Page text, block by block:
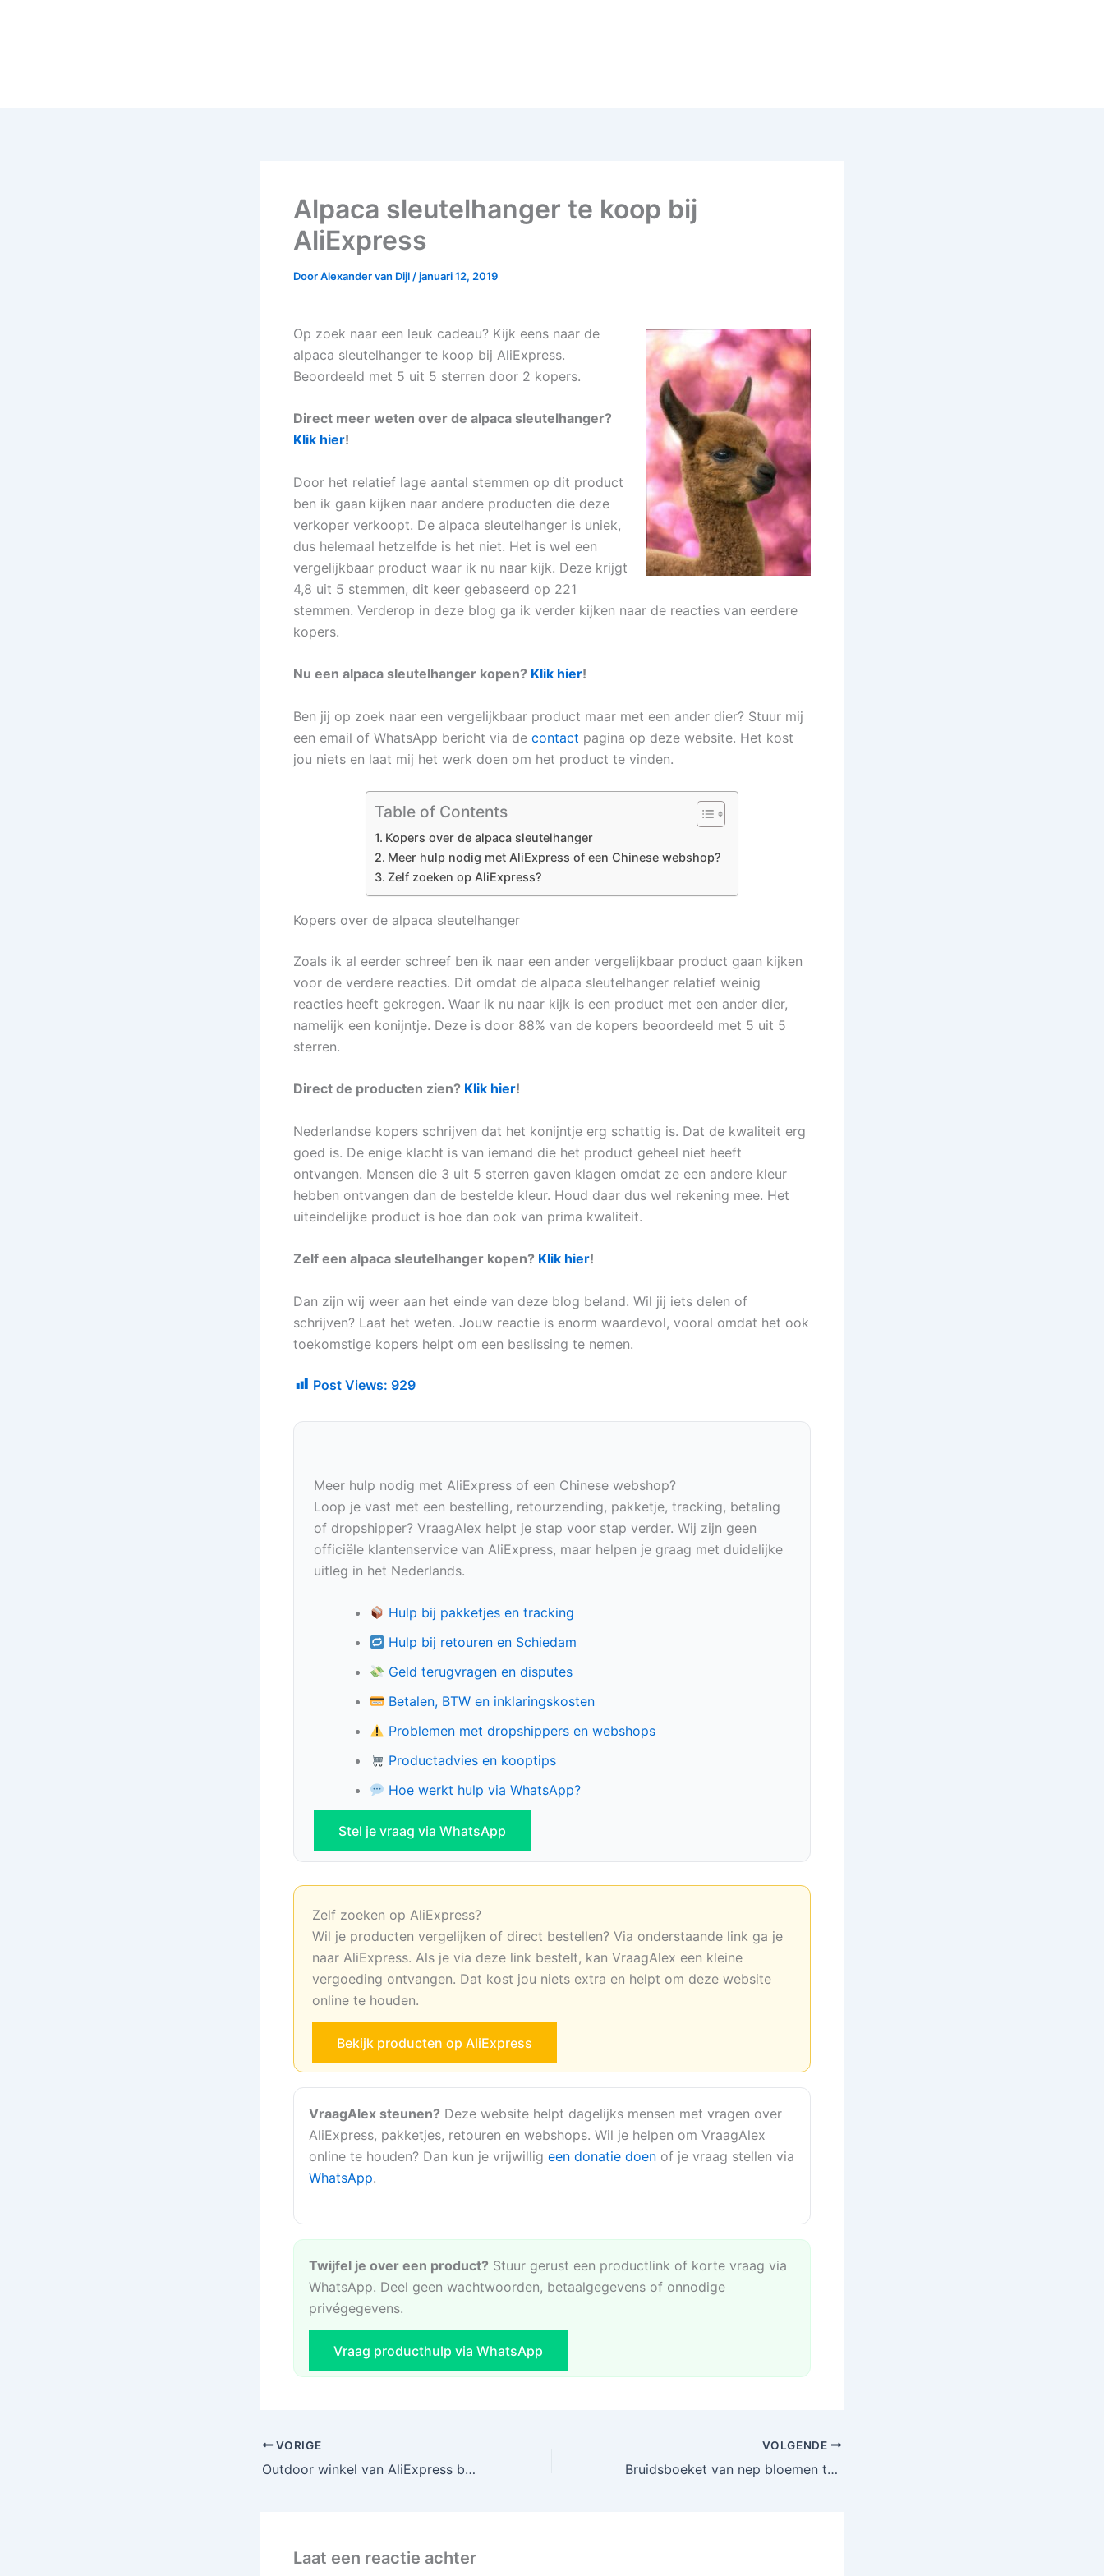
Alpaca sleutelhanger te koop bij
AliExpress
DoorAlexander van Dijl /januari 12, 2019
Op zoek naar een leuk cadeau? Kijk eens naar de
alpaca sleutelhanger te koop bij AliExpress.
Beoordeeld met 5 uit 5 sterren door 2 kopers.
Direct meer weten over de alpaca sleutelhanger?
Klik hier!
Door het relatief lage aantal stemmen op dit product
ben ik gaan kijken naar andere producten die deze
verkoper verkoopt. De alpaca sleutelhanger is uniek,
dus helemaal hetzelfde is het niet. Het is wel een
vergelijkbaar product waar ik nu naar kijk. Deze krijgt
4,8 uit 5 stemmen, dit keer gebaseerd op 221
stemmen. Verderop in deze blog ga ik verder kijken naar de reacties van eerdere
kopers.
Nu een alpaca sleutelhanger kopen? Klik hier!
Ben jij op zoek naar een vergelijkbaar product maar met een ander dier? Stuur mij
een email of WhatsApp bericht via de contact pagina op deze website. Het kost
jou niets en laat mij het werk doen om het product te vinden.
Table of Contents
Kopers over de alpaca sleutelhanger
Meer hulp nodig met AliExpress of een Chinese webshop?
Zelf zoeken op AliExpress?
Kopers over de alpaca sleutelhanger
Zoals ik al eerder schreef ben ik naar een ander vergelijkbaar product gaan kijken
voor de verdere reacties. Dit omdat de alpaca sleutelhanger relatief weinig
reacties heeft gekregen. Waar ik nu naar kijk is een product met een ander dier,
namelijk een konijntje. Deze is door 88% van de kopers beoordeeld met 5 uit 5
sterren.
Direct de producten zien? Klik hier!
Nederlandse kopers schrijven dat het konijntje erg schattig is. Dat de kwaliteit erg
goed is. De enige klacht is van iemand die het product geheel niet heeft
ontvangen. Mensen die 3 uit 5 sterren gaven klagen omdat ze een andere kleur
hebben ontvangen dan de bestelde kleur. Houd daar dus wel rekening mee. Het
uiteindelijke product is hoe dan ook van prima kwaliteit.
Zelf een alpaca sleutelhanger kopen? Klik hier!
Dan zijn wij weer aan het einde van deze blog beland. Wil jij iets delen of
schrijven? Laat het weten. Jouw reactie is enorm waardevol, vooral omdat het ook
toekomstige kopers helpt om een beslissing te nemen.
Post Views: 929
Meer hulp nodig met AliExpress of een Chinese webshop?
Loop je vast met een bestelling, retourzending, pakketje, tracking, betaling
of dropshipper? VraagAlex helpt je stap voor stap verder. Wij zijn geen
officiële klantenservice van AliExpress, maar helpen je graag met duidelijke
uitleg in het Nederlands.
Hulp bij pakketjes en tracking
Hulp bij retouren en Schiedam
Geld terugvragen en disputes
Betalen, BTW en inklaringskosten
Problemen met dropshippers en webshops
Productadvies en kooptips
Hoe werkt hulp via WhatsApp?
Stel je vraag via WhatsApp
Zelf zoeken op AliExpress?
Wil je producten vergelijken of direct bestellen? Via onderstaande link ga je
naar AliExpress. Als je via deze link bestelt, kan VraagAlex een kleine
vergoeding ontvangen. Dat kost jou niets extra en helpt om deze website
online te houden.
Bekijk producten op AliExpress
VraagAlex steunen? Deze website helpt dagelijks mensen met vragen over
AliExpress, pakketjes, retouren en webshops. Wil je helpen om VraagAlex
online te houden? Dan kun je vrijwillig een donatie doen of je vraag stellen via
WhatsApp.
Twijfel je over een product? Stuur gerust een productlink of korte vraag via
WhatsApp. Deel geen wachtwoorden, betaalgegevens of onnodige
privégegevens.
Vraag producthulp via WhatsApp
VORIGE
Outdoor winkel van AliExpress beschikbaar!
VOLGENDE
Bruidsboeket van nep bloemen te koop bij AliExpress
Laat een reactie achter